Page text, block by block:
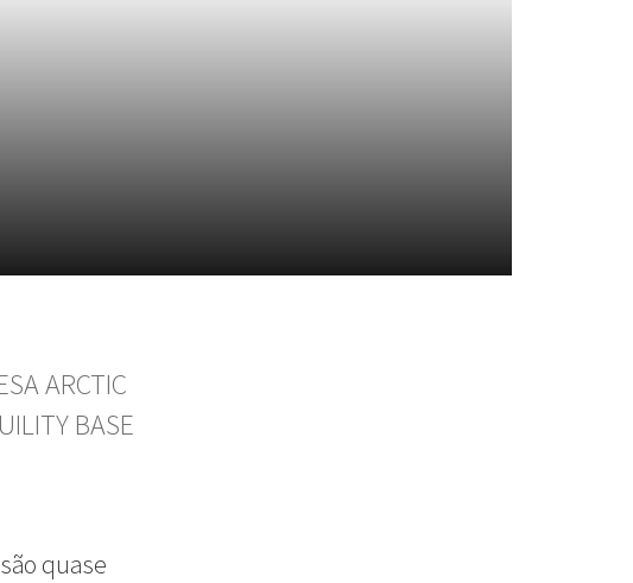
ARCTIC
BASE
quase